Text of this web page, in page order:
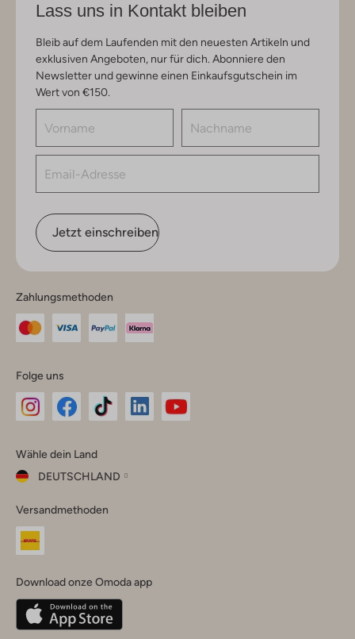
Lass uns in Kontakt bleiben
Bleib auf dem Laufenden mit den neuesten Artikeln und
exklusiven Angeboten, nur für dich. Abonniere den
Newsletter und gewinne einen Einkaufsgutschein im
Wert von €150.
Jetzt einschreiben
Zahlungsmethoden
Folge uns
Instagram
Facebook
TikTok
Wähle dein Land
DEUTSCHLAND
dein
Land
Belgique(Français)
Deutschland
Versandmethoden
Download onze Omoda app